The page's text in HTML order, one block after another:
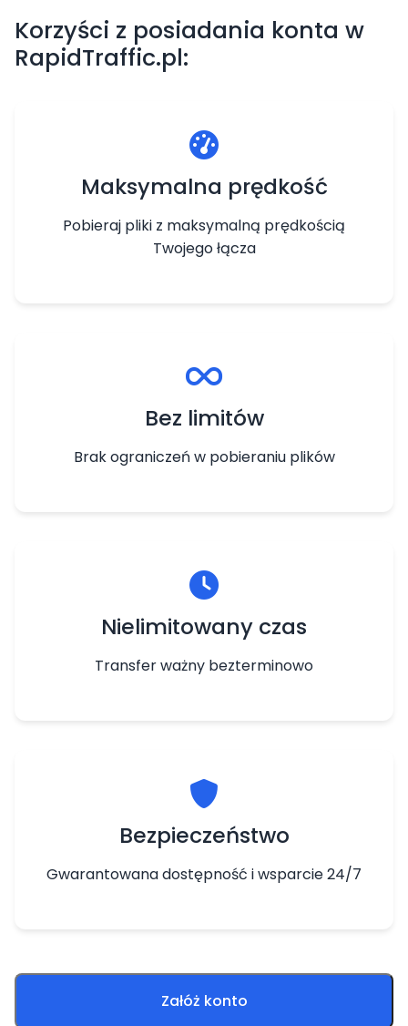
Korzyści z posiadania konta w
RapidTraffic.pl:
Maksymalna prędkość
Pobieraj pliki z maksymalną prędkością
Twojego łącza
Bez limitów
Brak ograniczeń w pobieraniu plików
Nielimitowany czas
Transfer ważny bezterminowo
Bezpieczeństwo
Gwarantowana dostępność i wsparcie 24/7
Załóż konto